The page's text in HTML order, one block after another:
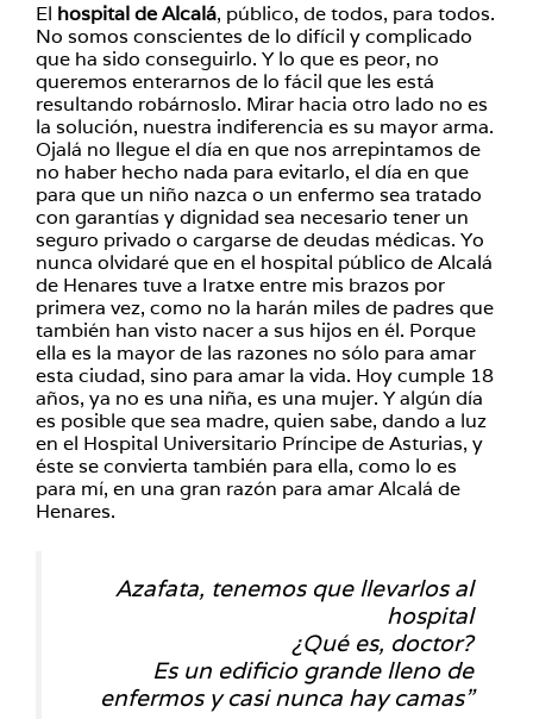
El hospital de Alcalá, público, de todos, para todos.
No somos conscientes de lo difícil y complicado
que ha sido conseguirlo. Y lo que es peor, no
queremos enterarnos de lo fácil que les está
resultando robárnoslo. Mirar hacia otro lado no es
la solución, nuestra indiferencia es su mayor arma.
Ojalá no llegue el día en que nos arrepintamos de
no haber hecho nada para evitarlo, el día en que
para que un niño nazca o un enfermo sea tratado
con garantías y dignidad sea necesario tener un
seguro privado o cargarse de deudas médicas. Yo
nunca olvidaré que en el hospital público de Alcalá
de Henares tuve a Iratxe entre mis brazos por
primera vez, como no la harán miles de padres que
también han visto nacer a sus hijos en él. Porque
ella es la mayor de las razones no sólo para amar
esta ciudad, sino para amar la vida. Hoy cumple 18
años, ya no es una niña, es una mujer. Y algún día
es posible que sea madre, quien sabe, dando a luz
en el Hospital Universitario Príncipe de Asturias, y
éste se convierta también para ella, como lo es
para mí, en una gran razón para amar Alcalá de
Henares.
Azafata, tenemos que llevarlos al
hospital
¿Qué es, doctor?
Es un edificio grande lleno de
enfermos y casi nunca hay camas”